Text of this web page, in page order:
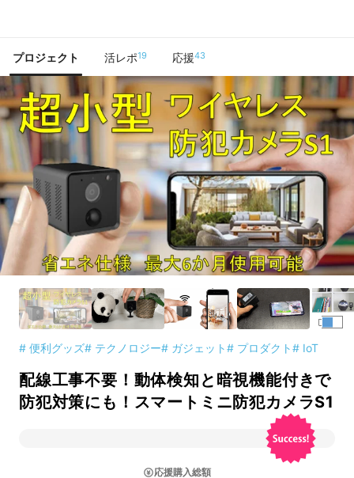
プロジェクト 活レポ19 応援43
# 便利グッズ# テクノロジー# ガジェット# プロダクト# IoT
配線工事不要！動体検知と暗視機能付きで
防犯対策にも！スマートミニ防犯カメラS1
応援購入総額